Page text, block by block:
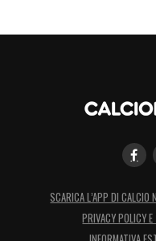
SCARICA L’APP DI CALCIO
PRIVACY POLICY